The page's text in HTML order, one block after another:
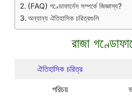
(FAQ) গণ্ডোফার্নেস সম্পর্কে জিজ্ঞাস্য?
অন্যান্য ঐতিহাসিক চরিত্রগুলি
রাজা
ঐতিহাসিক চরিত্র
পরিচয়